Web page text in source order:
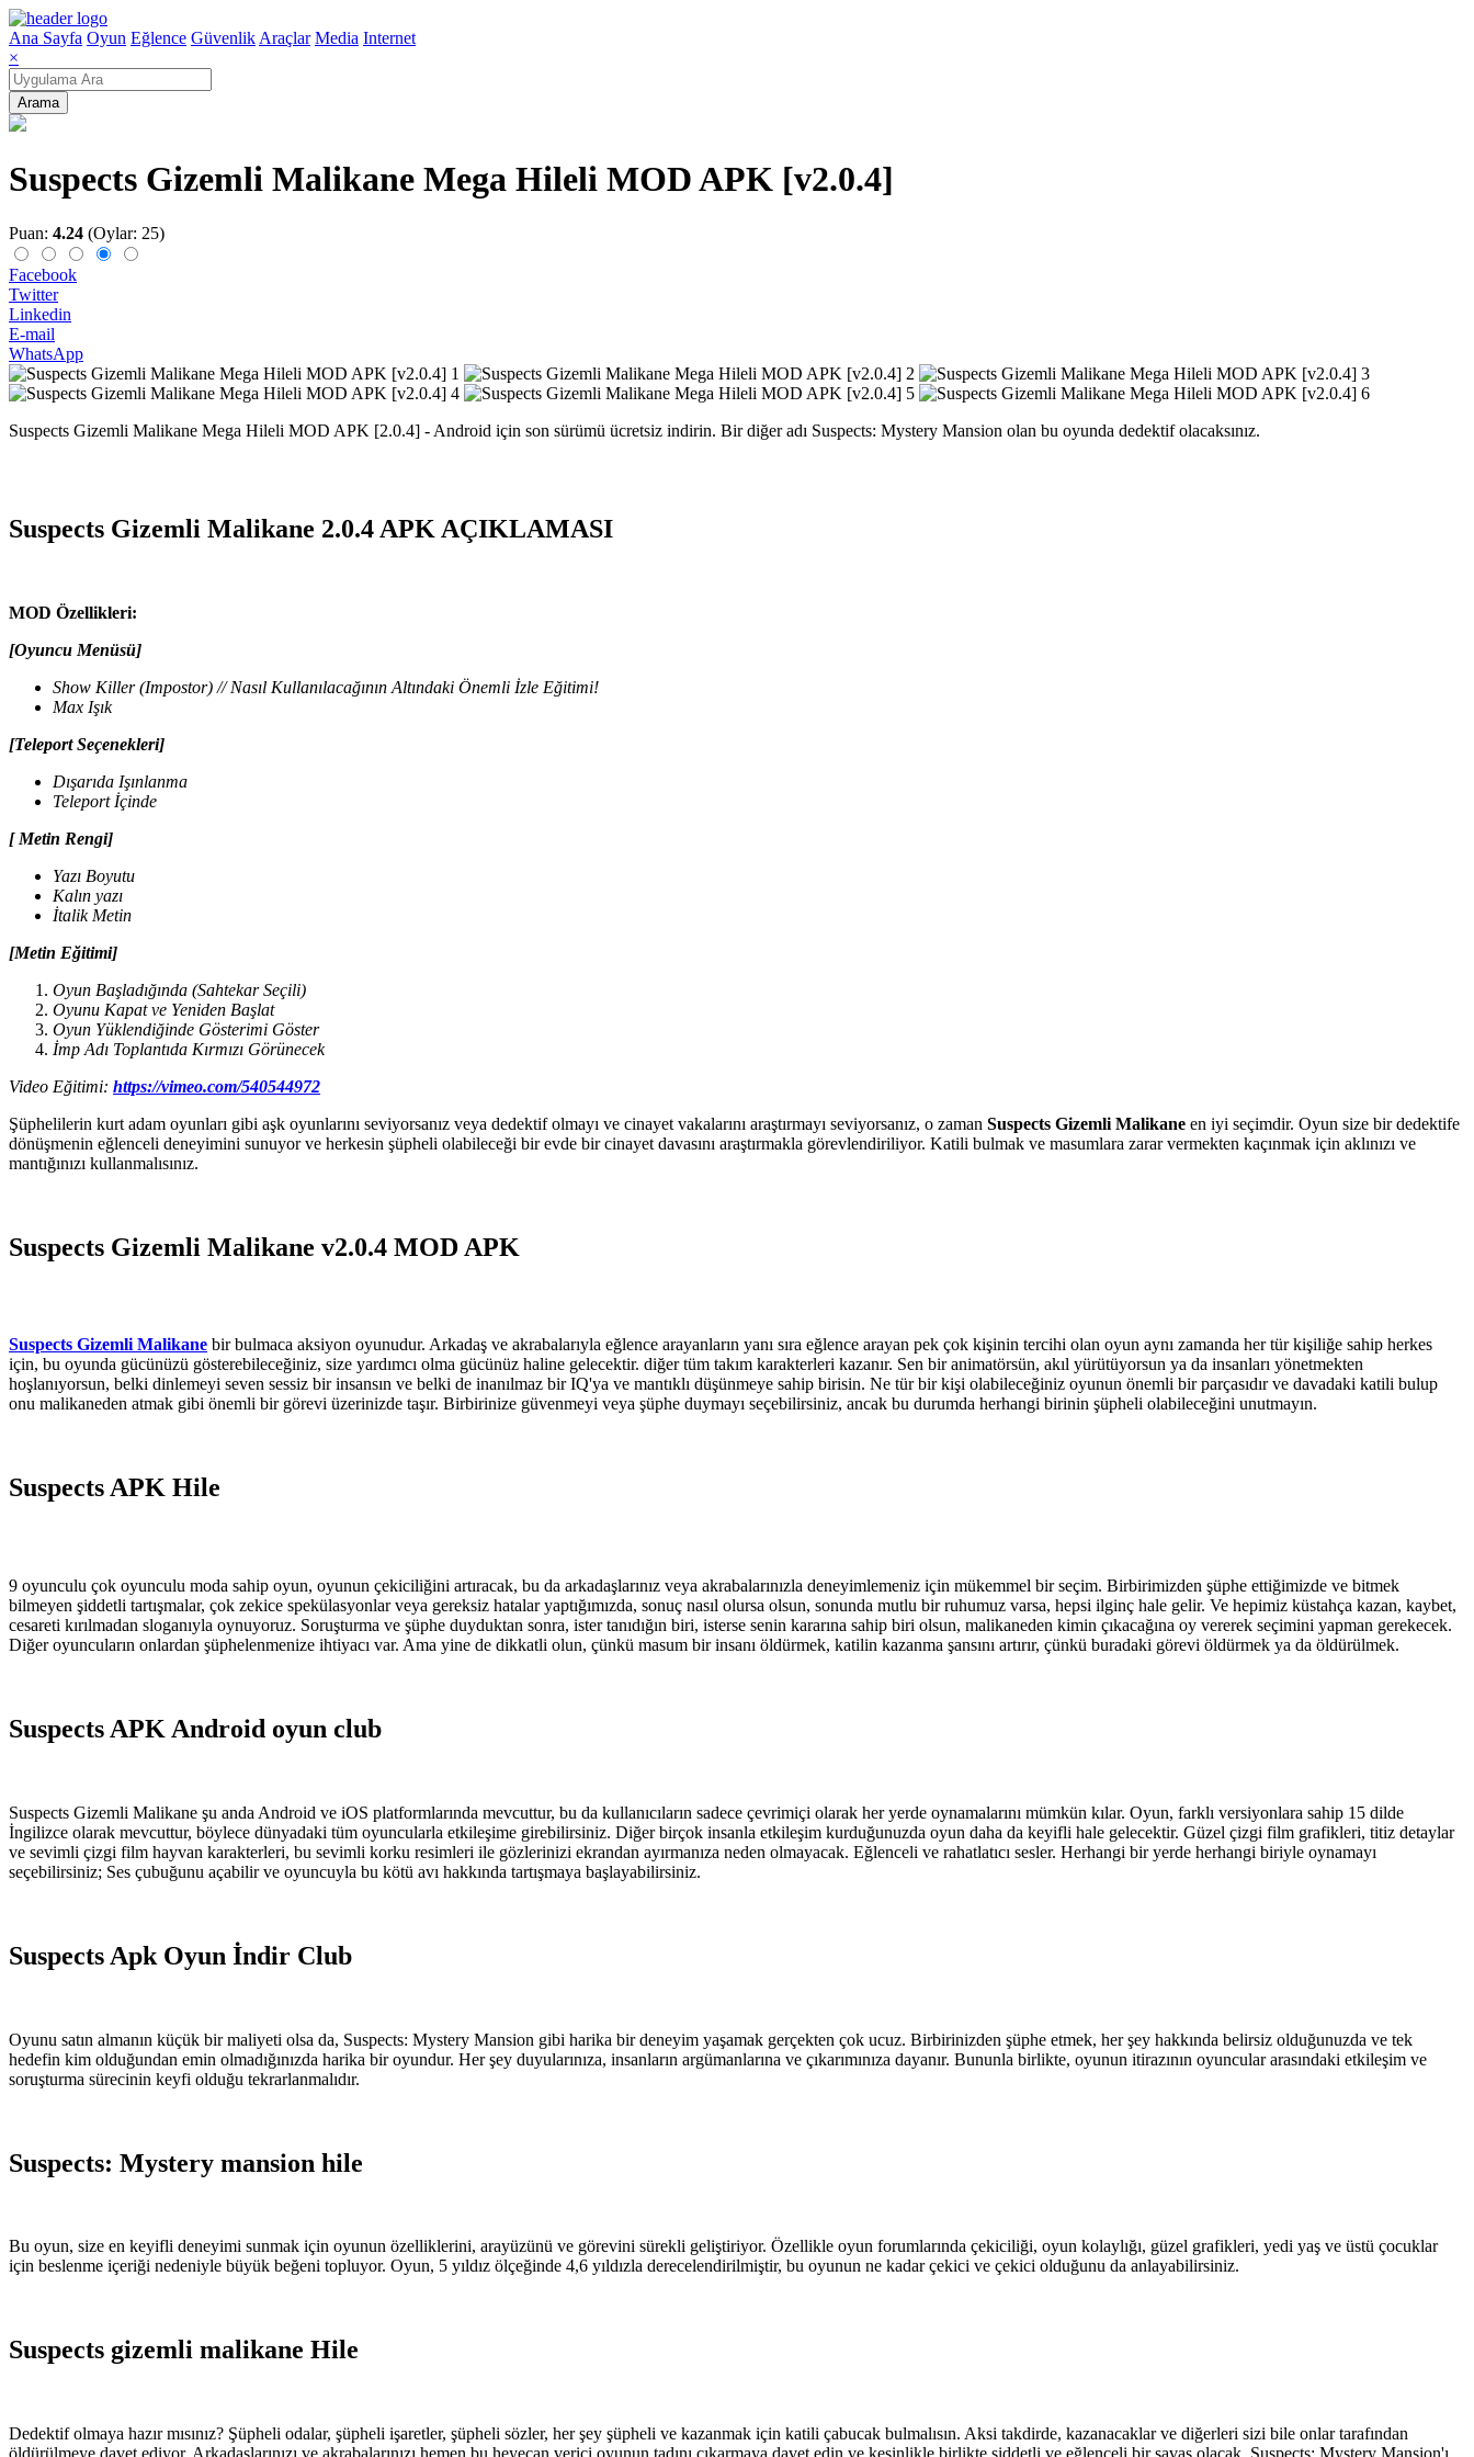
Ana Sayfa Oyun Eğlence Güvenlik Araçlar Media Internet
×
Arama
Suspects Gizemli Malikane Mega Hileli MOD APK [v2.0.4]
Puan: 4.24 (Oylar: 25)
Facebook
Twitter
Linkedin
E-mail
WhatsApp
Suspects Gizemli Malikane Mega Hileli MOD APK [2.0.4] - Android için son sürümü ücretsiz indirin. Bir diğer adı Suspects: Mystery Mansion olan bu oyunda dedektif olacaksınız.
Suspects Gizemli Malikane 2.0.4 APK AÇIKLAMASI
MOD Özellikleri:
[Oyuncu Menüsü]
Show Killer (Impostor) // Nasıl Kullanılacağının Altındaki Önemli İzle Eğitimi!
Max Işık
[Teleport Seçenekleri]
Dışarıda Işınlanma
Teleport İçinde
[ Metin Rengi]
Yazı Boyutu
Kalın yazı
İtalik Metin
[Metin Eğitimi]
Oyun Başladığında (Sahtekar Seçili)
Oyunu Kapat ve Yeniden Başlat
Oyun Yüklendiğinde Gösterimi Göster
İmp Adı Toplantıda Kırmızı Görünecek
Video Eğitimi: https://vimeo.com/540544972
Şüphelilerin kurt adam oyunları gibi aşk oyunlarını seviyorsanız veya dedektif olmayı ve cinayet vakalarını araştırmayı seviyorsanız, o zaman Suspects Gizemli Malikane en iyi seçimdir. Oyun size bir dedektife
dönüşmenin eğlenceli deneyimini sunuyor ve herkesin şüpheli olabileceği bir evde bir cinayet davasını araştırmakla görevlendiriliyor. Katili bulmak ve masumlara zarar vermekten kaçınmak için aklınızı ve
mantığınızı kullanmalısınız.
Suspects Gizemli Malikane v2.0.4 MOD APK
Suspects Gizemli Malikane bir bulmaca aksiyon oyunudur. Arkadaş ve akrabalarıyla eğlence arayanların yanı sıra eğlence arayan pek çok kişinin tercihi olan oyun aynı zamanda her tür kişiliğe sahip herkes
için, bu oyunda gücünüzü gösterebileceğiniz, size yardımcı olma gücünüz haline gelecektir. diğer tüm takım karakterleri kazanır. Sen bir animatörsün, akıl yürütüyorsun ya da insanları yönetmekten
hoşlanıyorsun, belki dinlemeyi seven sessiz bir insansın ve belki de inanılmaz bir IQ'ya ve mantıklı düşünmeye sahip birisin. Ne tür bir kişi olabileceğiniz oyunun önemli bir parçasıdır ve davadaki katili bulup
onu malikaneden atmak gibi önemli bir görevi üzerinizde taşır. Birbirinize güvenmeyi veya şüphe duymayı seçebilirsiniz, ancak bu durumda herhangi birinin şüpheli olabileceğini unutmayın.
Suspects APK Hile
9 oyunculu çok oyunculu moda sahip oyun, oyunun çekiciliğini artıracak, bu da arkadaşlarınız veya akrabalarınızla deneyimlemeniz için mükemmel bir seçim. Birbirimizden şüphe ettiğimizde ve bitmek
bilmeyen şiddetli tartışmalar, çok zekice spekülasyonlar veya gereksiz hatalar yaptığımızda, sonuç nasıl olursa olsun, sonunda mutlu bir ruhumuz varsa, hepsi ilginç hale gelir. Ve hepimiz küstahça kazan, kaybet,
cesareti kırılmadan sloganıyla oynuyoruz. Soruşturma ve şüphe duyduktan sonra, ister tanıdığın biri, isterse senin kararına sahip biri olsun, malikaneden kimin çıkacağına oy vererek seçimini yapman gerekecek.
Diğer oyuncuların onlardan şüphelenmenize ihtiyacı var. Ama yine de dikkatli olun, çünkü masum bir insanı öldürmek, katilin kazanma şansını artırır, çünkü buradaki görevi öldürmek ya da öldürülmek.
Suspects APK Android oyun club
Suspects Gizemli Malikane şu anda Android ve iOS platformlarında mevcuttur, bu da kullanıcıların sadece çevrimiçi olarak her yerde oynamalarını mümkün kılar. Oyun, farklı versiyonlara sahip 15 dilde
İngilizce olarak mevcuttur, böylece dünyadaki tüm oyuncularla etkileşime girebilirsiniz. Diğer birçok insanla etkileşim kurduğunuzda oyun daha da keyifli hale gelecektir. Güzel çizgi film grafikleri, titiz detaylar
ve sevimli çizgi film hayvan karakterleri, bu sevimli korku resimleri ile gözlerinizi ekrandan ayırmanıza neden olmayacak. Eğlenceli ve rahatlatıcı sesler. Herhangi bir yerde herhangi biriyle oynamayı
seçebilirsiniz; Ses çubuğunu açabilir ve oyuncuyla bu kötü avı hakkında tartışmaya başlayabilirsiniz.
Suspects Apk Oyun İndir Club
Oyunu satın almanın küçük bir maliyeti olsa da, Suspects: Mystery Mansion gibi harika bir deneyim yaşamak gerçekten çok ucuz. Birbirinizden şüphe etmek, her şey hakkında belirsiz olduğunuzda ve tek
hedefin kim olduğundan emin olmadığınızda harika bir oyundur. Her şey duyularınıza, insanların argümanlarına ve çıkarımınıza dayanır. Bununla birlikte, oyunun itirazının oyuncular arasındaki etkileşim ve
soruşturma sürecinin keyfi olduğu tekrarlanmalıdır.
Suspects: Mystery mansion hile
Bu oyun, size en keyifli deneyimi sunmak için oyunun özelliklerini, arayüzünü ve görevini sürekli geliştiriyor. Özellikle oyun forumlarında çekiciliği, oyun kolaylığı, güzel grafikleri, yedi yaş ve üstü çocuklar
için beslenme içeriği nedeniyle büyük beğeni topluyor. Oyun, 5 yıldız ölçeğinde 4,6 yıldızla derecelendirilmiştir, bu oyunun ne kadar çekici ve çekici olduğunu da anlayabilirsiniz.
Suspects gizemli malikane Hile
Dedektif olmaya hazır mısınız? Şüpheli odalar, şüpheli işaretler, şüpheli sözler, her şey şüpheli ve kazanmak için katili çabucak bulmalısın. Aksi takdirde, kazanacaklar ve diğerleri sizi bile onlar tarafından